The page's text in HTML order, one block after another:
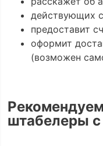
действующих
предоставит
оформит
(возможен
штабелеры